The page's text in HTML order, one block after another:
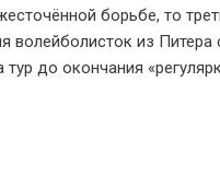
борьбе, то
волейболисток из
до окончания